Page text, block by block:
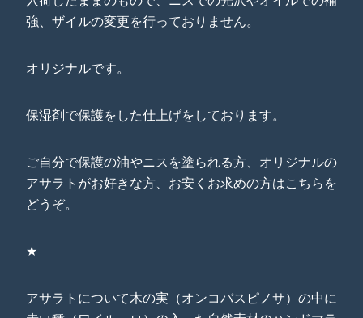
強、ザイルの変更を行っておりません。
オリジナルです。
保湿剤で保護をした仕上げをしております。
ご自分で保護の油やニスを塗られる方、オリジナルの
アサラトがお好きな方、お安くお求めの方はこちらを
どうぞ。
★
アサラトについて木の実（オンコバスピノサ）の中に